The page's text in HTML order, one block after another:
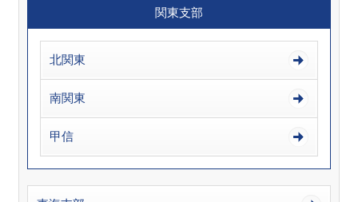
関東支部
北関東
南関東
甲信